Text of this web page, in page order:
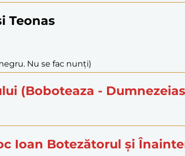
Teonas
Nu se fac nunți)
(Boboteaza -
Ioan Botezătorul și